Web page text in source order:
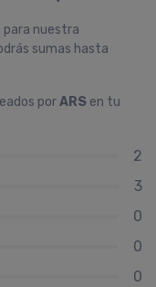
para nuestra
sumas hasta
porARS en tu
2
3
0
0
0